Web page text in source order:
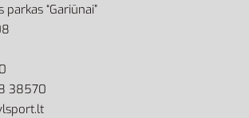
“Gariūnai”
38570